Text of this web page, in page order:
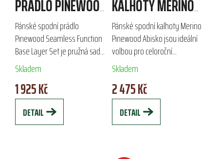
PRÁDLO PINEWOOD
SEAMLESS
FUNCTION BASE
LAYER SET
Pánské spodní prádlo
Pinewood Seamless Function
Base Layer Set je pružná sada
trika a kalhot, navržená pro
maximální komfort při
outdoorových aktivitách v
chladném počasí. Díky...
Skladem
1 925 Kč
DETAIL
KALHOTY MERINO
PINEWOOD ABISKO
Pánské spodní kalhoty Merino
Pinewood Abisko jsou ideální
volbou pro celoroční
outdoorové aktivity jako lov,
turistika či lyžování. Vyrobeny
z kombinace Merino vlny a
bambusové...
Skladem
2 475 Kč
DETAIL